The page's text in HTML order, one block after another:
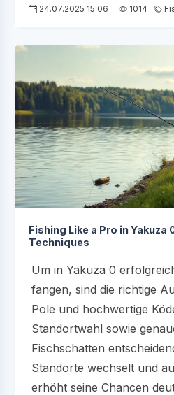
24.07.2025 15:06 1014
Fishing Like a Pro in Yakuza
Techniques
Um in Yakuza 0
fangen, sind die richtige
Pole und hochwertige
Standortwahl sowie
Fischschatten
Standorte wechselt und
erhöht seine Chancen